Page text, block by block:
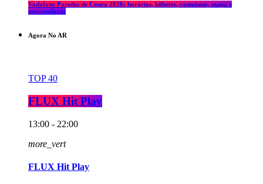
Vodafone Paredes de Coura 2026: horários, bilhetes, campismo, mapa e
meteorologia
Agora No AR
TOP 40
FLUX Hit Play
13:00 - 22:00
more_vert
FLUX Hit Play